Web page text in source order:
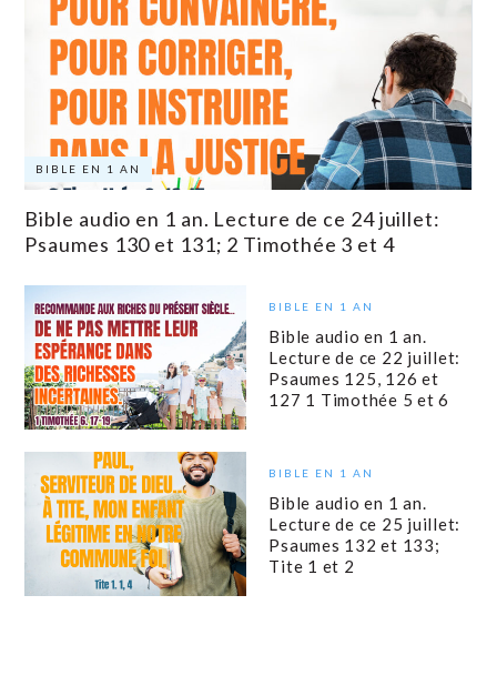
BIBLE EN 1 AN
Bible audio en 1 an. Lecture de ce 24 juillet:
Psaumes 130 et 131; 2 Timothée 3 et 4
BIBLE EN 1 AN
Bible audio en 1 an.
Lecture de ce 22 juillet:
Psaumes 125, 126 et
127 1 Timothée 5 et 6
BIBLE EN 1 AN
Bible audio en 1 an.
Lecture de ce 25 juillet:
Psaumes 132 et 133;
Tite 1 et 2